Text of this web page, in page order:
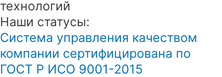
технологий
Наши статусы:
Система управления качеством
компании сертифицирована по
ГОСТ Р ИСО 9001-2015